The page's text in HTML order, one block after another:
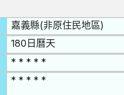
嘉義縣(非原住民地區)
180日曆天
* * * * *
* * * * *